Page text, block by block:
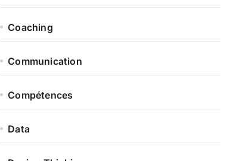
Coaching
Communication
Compétences
Data